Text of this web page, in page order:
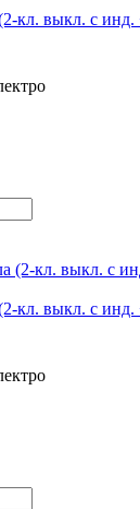
кл. выкл. с инд.
кл. выкл. с инд.